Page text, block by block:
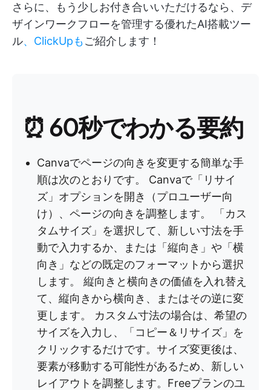
さらに、もう少しお付き合いいただけるなら、デ
ザインワークフローを管理する優れたAI搭載ツー
ル、ClickUpもご紹介します！
⏰ 60秒でわかる要約
Canvaでページの向きを変更する簡単な手
順は次のとおりです。 Canvaで「リサイ
ズ」オプションを開き（プロユーザー向
け）、ページの向きを調整します。 「カス
タムサイズ」を選択して、新しい寸法を手
動で入力するか、または「縦向き」や「横
向き」などの既定のフォーマットから選択
します。 縦向きと横向きの価値を入れ替え
て、縦向きから横向き、またはその逆に変
更します。 カスタム寸法の場合は、希望の
サイズを入力し、「コピー＆リサイズ」を
クリックするだけです。サイズ変更後は、
要素が移動する可能性があるため、新しい
レイアウトを調整します。Freeプランのユ